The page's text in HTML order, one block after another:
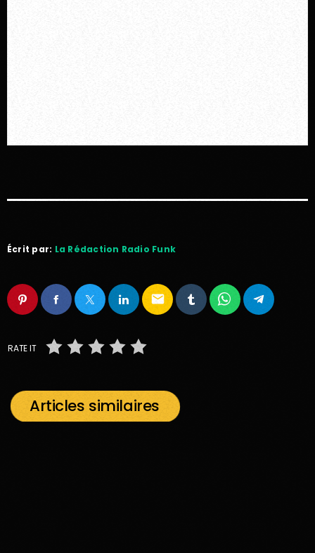
Écrit par: La Rédaction Radio Funk
email
RATE IT
Articles similaires